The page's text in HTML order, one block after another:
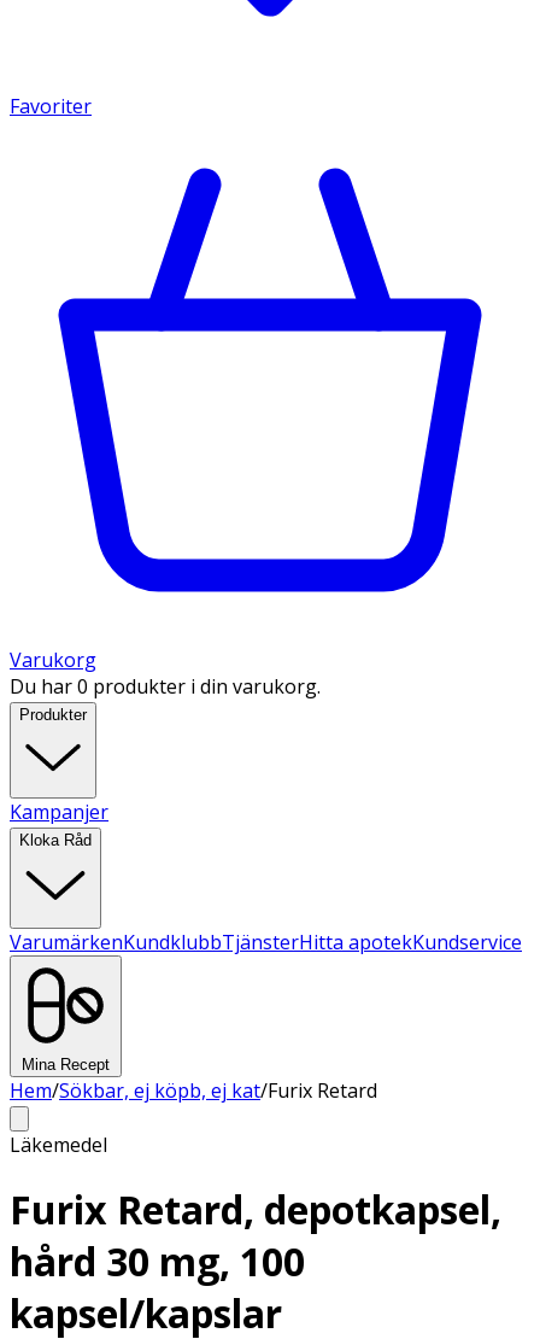
Favoriter
Varukorg
Du har 0 produkter i din varukorg.
Produkter
Kampanjer
Kloka Råd
VarumärkenKundklubbTjänsterHitta apotekKundservice
Mina Recept
Hem/Sökbar, ej köpb, ej kat/Furix Retard
Läkemedel
Furix Retard, depotkapsel,
hård 30 mg, 100
kapsel/kapslar